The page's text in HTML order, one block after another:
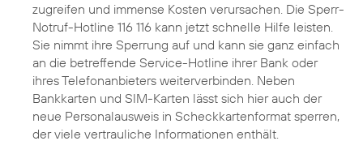
zugreifen und immense Kosten verursachen. Die Sperr-
Notruf-Hotline 116 116 kann jetzt schnelle Hilfe leisten.
Sie nimmt ihre Sperrung auf und kann sie ganz einfach
an die betreffende Service-Hotline ihrer Bank oder
ihres Telefonanbieters weiterverbinden. Neben
Bankkarten und SIM-Karten lässt sich hier auch der
neue Personalausweis in Scheckkartenformat sperren,
der viele vertrauliche Informationen enthält.